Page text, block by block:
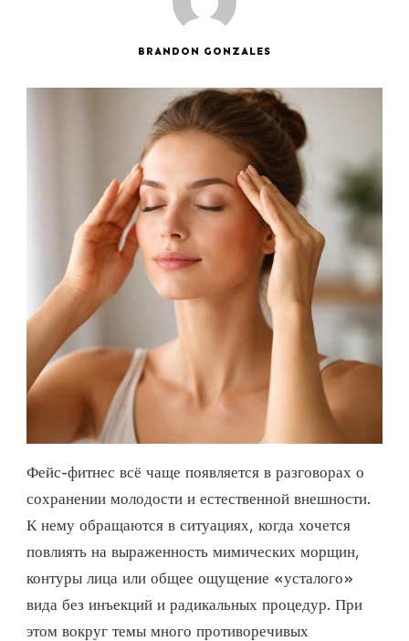
BRANDON GONZALES
Фейс-фитнес всё чаще появляется в разговорах о
сохранении молодости и естественной внешности.
К нему обращаются в ситуациях, когда хочется
повлиять на выраженность мимических морщин,
контуры лица или общее ощущение «усталого»
вида без инъекций и радикальных процедур. При
этом вокруг темы много противоречивых